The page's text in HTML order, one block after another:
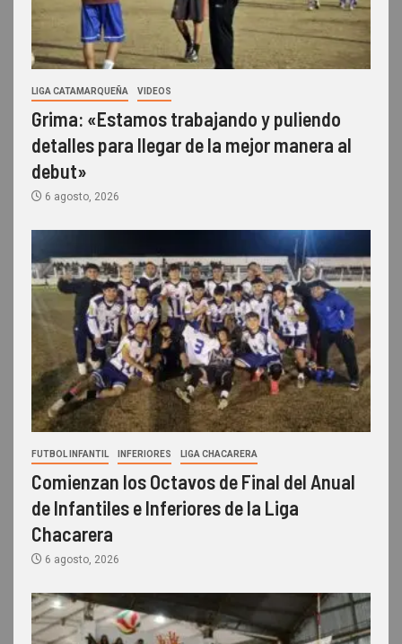
LIGA CATAMARQUEÑA VIDEOS
Grima: «Estamos trabajando y puliendo
detalles para llegar de la mejor manera al
debut»
6 agosto, 2026
FUTBOL INFANTIL INFERIORES LIGA CHACARERA
Comienzan los Octavos de Final del Anual
de Infantiles e Inferiores de la Liga
Chacarera
6 agosto, 2026